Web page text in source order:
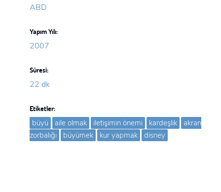
ABD
Yapım Yılı:
2007
Süresi:
22 dk
Etiketler:
büyü aile olmak iletişimin önemi kardeşlik
akran
zorbalığı
büyümek kur yapmak disney